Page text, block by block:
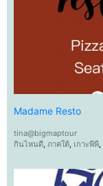
Madame Resto
tina@bigmaptour
กินไหนดี, ภาคใต้, เกาะพีพี,